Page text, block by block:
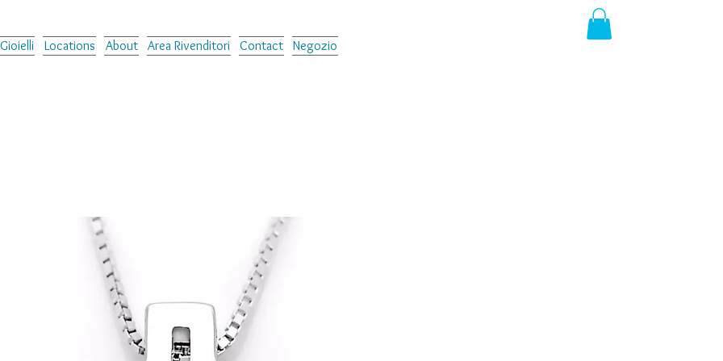
Gioielli Locations About Area Rivenditori Contact Negozio